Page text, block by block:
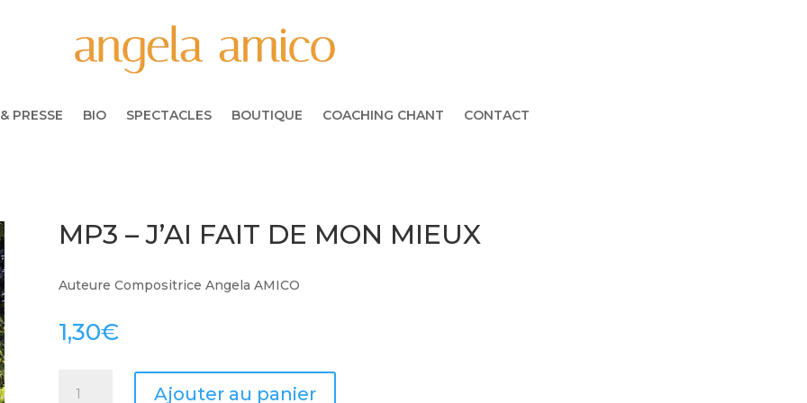
PRESSE BIO SPECTACLES BOUTIQUE COACHING CHANT CONTACT
MP3 – J’AI FAIT DE MON MIEUX
Auteure Compositrice Angela AMICO
1,30€
Ajouter au panier